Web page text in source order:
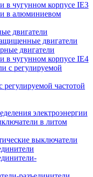
в чугунном корпусе IE3
в алюминиевом
двигатели
двигатели
двигатели
в чугунном корпусе IE4
с регулируемой
частотой
электроэнергии
в литом
выключатели